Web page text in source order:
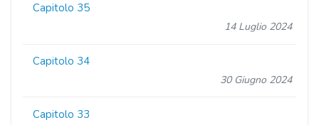
Capitolo 35
14 Luglio 2024
Capitolo 34
30 Giugno 2024
Capitolo 33